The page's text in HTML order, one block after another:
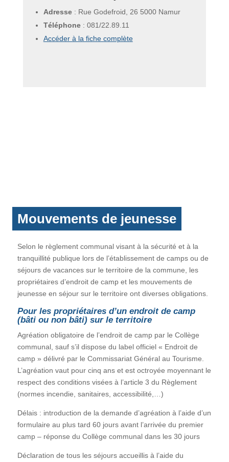
Adresse: Rue Godefroid, 26 5000 Namur
Téléphone: 081/22.89.11
Accéder à la fiche complète
Mouvements de jeunesse
Selon le règlement communal visant à la sécurité et à la
tranquillité publique lors de l’établissement de camps ou de
séjours de vacances sur le territoire de la commune, les
propriétaires d’endroit de camp et les mouvements de
jeunesse en séjour sur le territoire ont diverses obligations.
Pour les propriétaires d’un endroit de camp
(bâti ou non bâti) sur le territoire
Agréation obligatoire de l’endroit de camp par le Collège
communal, sauf s’il dispose du label officiel « Endroit de
camp » délivré par le Commissariat Général au Tourisme.
L’agréation vaut pour cinq ans et est octroyée moyennant le
respect des conditions visées à l’article 3 du Règlement
(normes incendie, sanitaires, accessibilité,…)
Délais : introduction de la demande d’agréation à l’aide d’un
formulaire au plus tard 60 jours avant l’arrivée du premier
camp – réponse du Collège communal dans les 30 jours
Déclaration de tous les séjours accueillis à l’aide du